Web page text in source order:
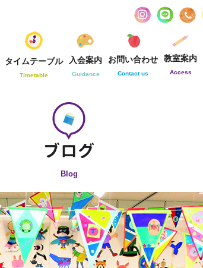
タイムテーブル
Timetable
入会案内
Guidance
お問い合わせ
Contact us
教室案内
Access
Blog